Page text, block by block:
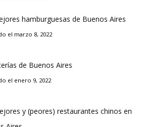
hamburguesas de Buenos Aires
el marzo 8, 2022
de Buenos Aires
el enero 9, 2022
y (peores) restaurantes chinos en